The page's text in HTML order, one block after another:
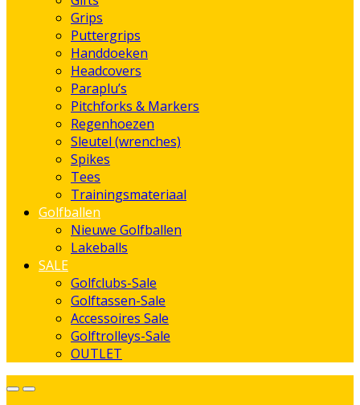
Grips
Puttergrips
Handdoeken
Headcovers
Paraplu’s
Pitchforks & Markers
Regenhoezen
Sleutel (wrenches)
Spikes
Tees
Trainingsmateriaal
Golfballen
Nieuwe Golfballen
Lakeballs
SALE
Golfclubs-Sale
Golftassen-Sale
Accessoires Sale
Golftrolleys-Sale
OUTLET